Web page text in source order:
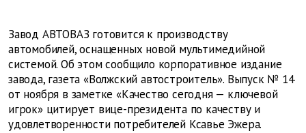
Завод АВТОВАЗ готовится к производству
автомобилей, оснащенных новой мультимедийной
системой. Об этом сообщило корпоративное издание
завода, газета «Волжский автостроитель». Выпуск № 14
от ноября в заметке «Качество сегодня — ключевой
игрок» цитирует вице-президента по качеству и
удовлетворенности потребителей Ксавье Эжера.